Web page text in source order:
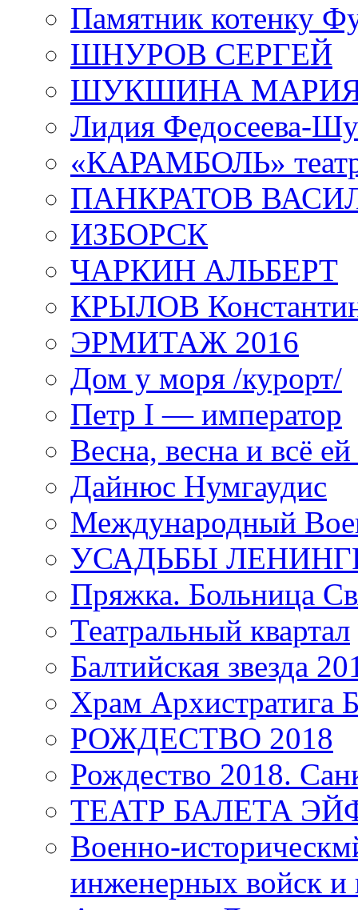
Памятник котенку
ШНУРОВ СЕРГЕЙ
ШУКШИНА
Лидия Федосеева-
«КАРАМБОЛЬ»
ПАНКРАТОВ
ИЗБОРСК
ЧАРКИН АЛЬБЕРТ
КРЫЛОВ
ЭРМИТАЖ 2016
Дом у моря /курорт/
Петр I — император
Весна, весна и всё
Дайнюс Нумгаудис
Международный
УСАДЬБЫ
Пряжка. Больница
Театральный квартал
Балтийская звезда
Храм
РОЖДЕСТВО 2018
Рождество 2018.
ТЕАТР БАЛЕТА
Военно-
инженерных войск и